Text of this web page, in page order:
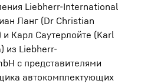
Liebherr-International
Ланг (Dr Christian
и Карл Саутерлойте (Karl
из Liebherr-
с представителями
автокомплектующих